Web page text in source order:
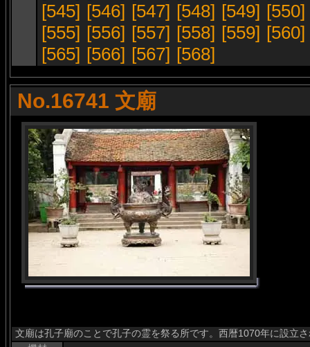
[545] [546] [547] [548] [549] [550]
[555] [556] [557] [558] [559] [560]
[565] [566] [567] [568]
No.16741 文廟
文廟は孔子廟のことで孔子の霊を祭る所です。西暦1070年に設立